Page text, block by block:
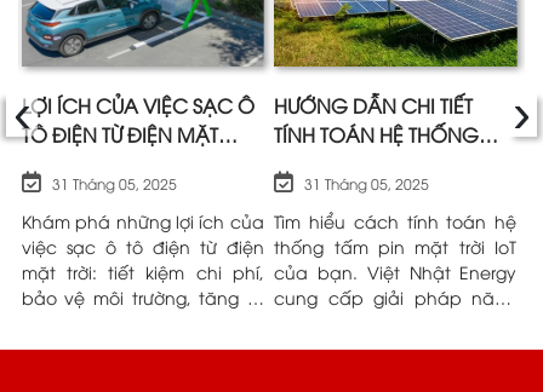
LỢI ÍCH CỦA VIỆC SẠC Ô
TÔ ĐIỆN TỪ ĐIỆN MẶT
31 Tháng 05, 2025
Khám phá những lợi ích của
việc sạc ô tô điện từ điện
mặt trời: tiết kiệm chi phí,
bảo vệ môi trường, tăng tự
hành cùng bạn.
HƯỚNG DẪN CHI TIẾT
TÍNH TOÁN HỆ THỐNG
VIỆT NHẬT ENERGY
31 Tháng 05, 2025
Tìm hiểu cách tính toán hệ
thống tấm pin mặt trời IoT
của bạn. Việt Nhật Energy
cung cấp giải pháp năng
‹ ›